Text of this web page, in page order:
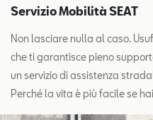
Servizio Mobilità SEAT
Non lasciare nulla al caso.
che ti garantisce pieno
un servizio di assistenza
Perché la vita è più facile se